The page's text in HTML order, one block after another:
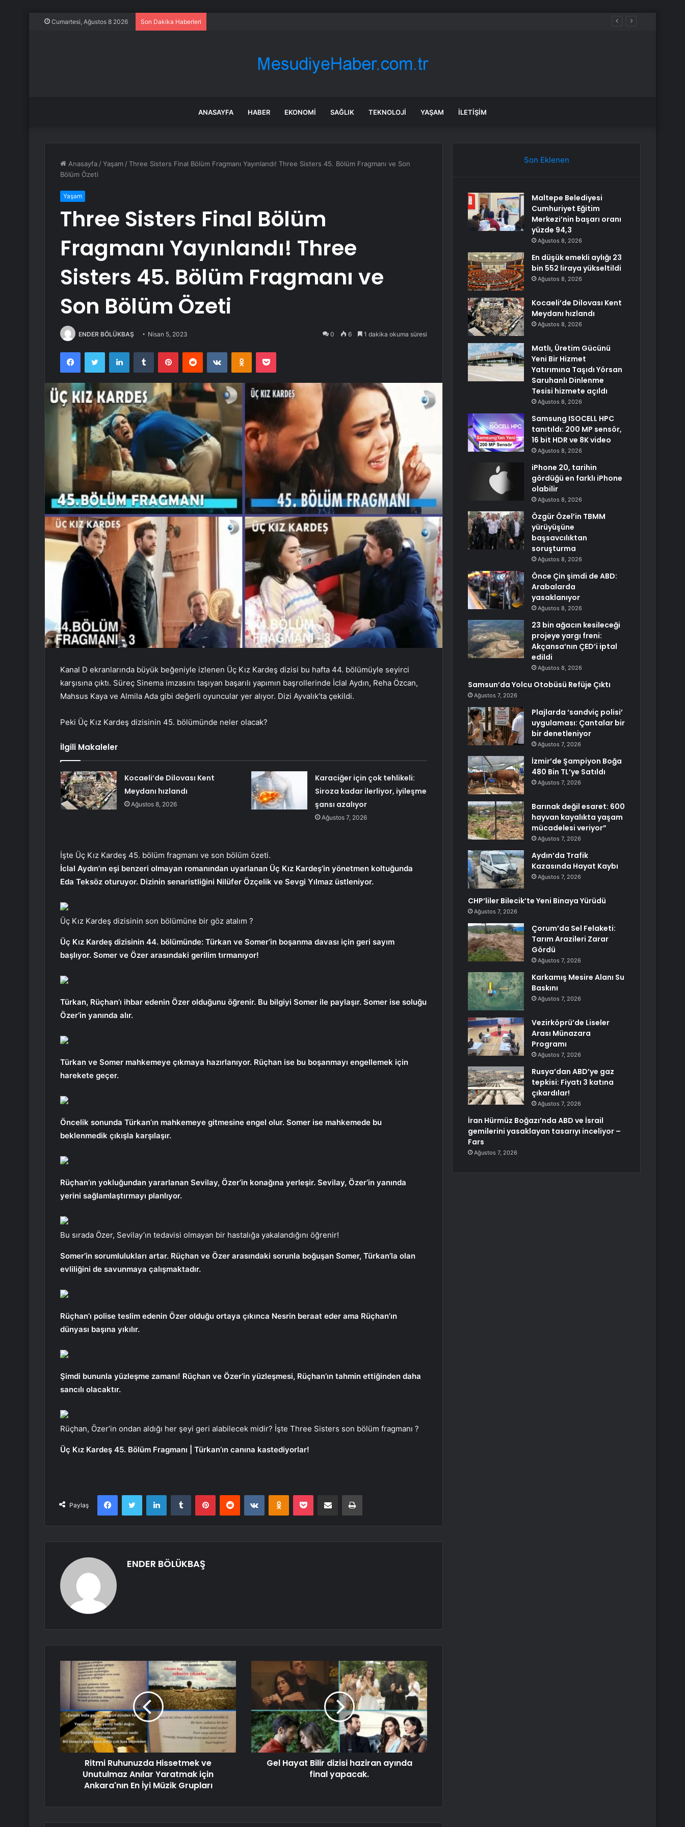
Cumartesi, Ağustos 8 2026 Son Dakika Haberleri
ANASAYFA HABER EKONOMI SAĞLIK TEKNOLOJI YAŞAM İLETIŞIM
Anasayfa /Yaşam /Three Sisters Final Bölüm Fragmanı Yayınlandı! Three Sisters 45. Bölüm Fragmanı ve Son
Bölüm Özeti
Yaşam
Three Sisters Final Bölüm
Fragmanı Yayınlandı! Three
Sisters 45. Bölüm Fragmanı ve
Son Bölüm Özeti
ENDER BÖLÜKBAŞ Nisan 5, 2023 0 6 1 dakika okuma süresi
FacebookTwitter LinkedInTumblr PinterestReddit VKontakteOdnoklassniki
Pocket
Kanal D ekranlarında büyük beğeniyle izlenen Üç Kız Kardeş dizisi bu hafta 44. bölümüyle seyirci
karşısına çıktı. Süreç Sinema imzasını taşıyan başarılı yapımın başrollerinde İclal Aydın, Reha Özcan,
Mahsus Kaya ve Almila Ada gibi değerli oyuncular yer alıyor. Dizi Ayvalık’ta çekildi.
Peki Üç Kız Kardeş dizisinin 45. bölümünde neler olacak?
İlgili Makaleler
Kocaeli’de Dilovası Kent
Meydanı hızlandı
Ağustos 8, 2026
Karaciğer için çok tehlikeli:
Siroza kadar ilerliyor, iyileşme
şansı azalıyor
Ağustos 7, 2026
İşte Üç Kız Kardeş 45. bölüm fragmanı ve son bölüm özeti.
İclal Aydın’ın eşi benzeri olmayan romanından uyarlanan Üç Kız Kardeş’in yönetmen koltuğunda
Eda Teksöz oturuyor. Dizinin senaristliğini Nilüfer Özçelik ve Sevgi Yılmaz üstleniyor.
Üç Kız Kardeş dizisinin son bölümüne bir göz atalım ?
Üç Kız Kardeş dizisinin 44. bölümünde: Türkan ve Somer’in boşanma davası için geri sayım
başlıyor. Somer ve Özer arasındaki gerilim tırmanıyor!
Türkan, Rüçhan’ı ihbar edenin Özer olduğunu öğrenir. Bu bilgiyi Somer ile paylaşır. Somer ise soluğu
Özer’in yanında alır.
Türkan ve Somer mahkemeye çıkmaya hazırlanıyor. Rüçhan ise bu boşanmayı engellemek için
harekete geçer.
Öncelik sonunda Türkan’ın mahkemeye gitmesine engel olur. Somer ise mahkemede bu
beklenmedik çıkışla karşılaşır.
Rüçhan’ın yokluğundan yararlanan Sevilay, Özer’in konağına yerleşir. Sevilay, Özer’in yanında
yerini sağlamlaştırmayı planlıyor.
Bu sırada Özer, Sevilay’ın tedavisi olmayan bir hastalığa yakalandığını öğrenir!
Somer’in sorumlulukları artar. Rüçhan ve Özer arasındaki sorunla boğuşan Somer, Türkan’la olan
evliliğini de savunmaya çalışmaktadır.
Rüçhan’ı polise teslim edenin Özer olduğu ortaya çıkınca Nesrin beraat eder ama Rüçhan’ın
dünyası başına yıkılır.
Şimdi bununla yüzleşme zamanı! Rüçhan ve Özer’in yüzleşmesi, Rüçhan’ın tahmin ettiğinden daha
sancılı olacaktır.
Rüçhan, Özer’in ondan aldığı her şeyi geri alabilecek midir? İşte Three Sisters son bölüm fragmanı ?
Üç Kız Kardeş 45. Bölüm Fragmanı | Türkan’ın canına kastediyorlar!
Paylaş
FacebookTwitter LinkedInTumblr PinterestReddit VKontakteOdnoklassniki
Pocket E-Posta ile paylaş Yazdır
ENDER BÖLÜKBAŞ
Ritmi Ruhunuzda Hissetmek ve
Unutulmaz Anılar Yaratmak için
Ankara'nın En İyi Müzik Grupları
Gel Hayat Bilir dizisi haziran ayında
final yapacak.
Son Eklenen
Maltepe Belediyesi
Cumhuriyet Eğitim
Merkezi’nin başarı oranı
yüzde 94,3
Ağustos 8, 2026
En düşük emekli aylığı 23
bin 552 liraya yükseltildi
Ağustos 8, 2026
Kocaeli’de Dilovası Kent
Meydanı hızlandı
Ağustos 8, 2026
Matlı, Üretim Gücünü
Yeni Bir Hizmet
Yatırımına Taşıdı Yörsan
Saruhanlı Dinlenme
Tesisi hizmete açıldı
Ağustos 8, 2026
Samsung ISOCELL HPC
tanıtıldı: 200 MP sensör,
16 bit HDR ve 8K video
Ağustos 8, 2026
iPhone 20, tarihin
gördüğü en farklı iPhone
olabilir
Ağustos 8, 2026
Özgür Özel’in TBMM
yürüyüşüne
başsavcılıktan
soruşturma
Ağustos 8, 2026
Önce Çin şimdi de ABD:
Arabalarda
yasaklanıyor
Ağustos 8, 2026
23 bin ağacın kesileceği
projeye yargı freni:
Akçansa’nın ÇED’i iptal
edildi
Ağustos 8, 2026
Samsun’da Yolcu Otobüsü Refüje Çıktı
Ağustos 7, 2026
Plajlarda ‘sandviç polisi’
uygulaması: Çantalar bir
bir denetleniyor
Ağustos 7, 2026
İzmir’de Şampiyon Boğa
480 Bin TL’ye Satıldı
Ağustos 7, 2026
Barınak değil esaret: 600
hayvan kayalıkta yaşam
mücadelesi veriyor”
Ağustos 7, 2026
Aydın’da Trafik
Kazasında Hayat Kaybı
Ağustos 7, 2026
CHP’liler Bilecik’te Yeni Binaya Yürüdü
Ağustos 7, 2026
Çorum’da Sel Felaketi:
Tarım Arazileri Zarar
Gördü
Ağustos 7, 2026
Karkamış Mesire Alanı Su
Baskını
Ağustos 7, 2026
Vezirköprü’de Liseler
Arası Münazara
Programı
Ağustos 7, 2026
Rusya’dan ABD’ye gaz
tepkisi: Fiyatı 3 katına
çıkardılar!
Ağustos 7, 2026
İran Hürmüz Boğazı’nda ABD ve İsrail
gemilerini yasaklayan tasarıyı inceliyor –
Fars
Ağustos 7, 2026